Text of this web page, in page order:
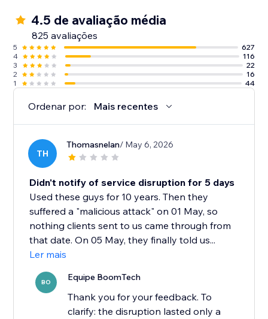
4.5 de avaliação média
825 avaliações
5
627
4
116
3
22
2
16
1
44
Ordenar por: Mais recentes
TH
Thomasnelan/ May 6, 2026
Didn't notify of service disruption for 5 days
Used these guys for 10 years. Then they
suffered a "malicious attack" on 01 May, so
nothing clients sent to us came through from
that date. On 05 May, they finally told us...
Ler mais
BO Equipe BoomTech
Thank you for your feedback. To
clarify: the disruption lasted only a